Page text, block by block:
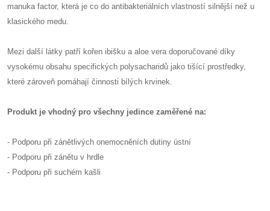
manuka factor, která je co do antibakteriálních vlastností silnější než u
klasického medu.
Mezi další látky patří kořen ibišku a aloe vera doporučované díky
vysokému obsahu specifických polysacharidů jako tišící prostředky,
které zároveň pomáhají činnosti bílých krvinek.
Produkt je vhodný pro všechny jedince zaměřené na:
- Podporu při zánětlivých onemocněních dutiny ústní
- Podporu při zánětu v hrdle
- Podporu při suchém kašli